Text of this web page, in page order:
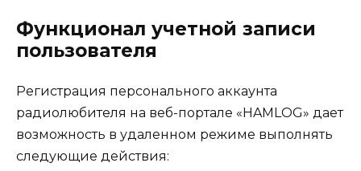
Функционал учетной записи
пользователя
Регистрация персонального аккаунта
радиолюбителя на веб-портале «HAMLOG» дает
возможность в удаленном режиме выполнять
следующие действия: